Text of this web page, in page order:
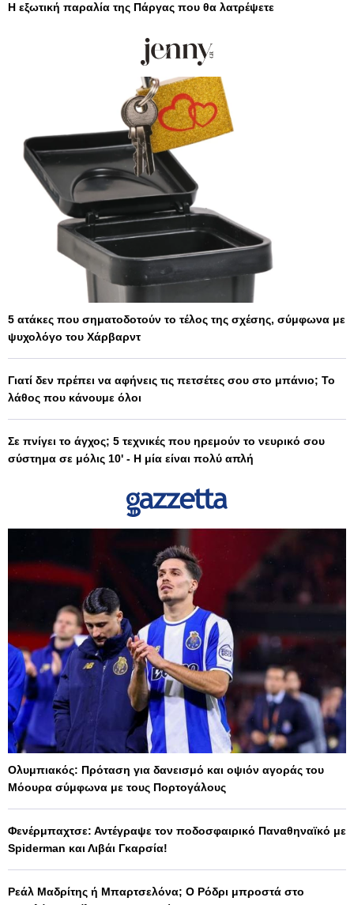
Η εξωτική παραλία της Πάργας που θα λατρέψετε
5 ατάκες που σηματοδοτούν το τέλος της σχέσης, σύμφωνα με
ψυχολόγο του Χάρβαρντ
Γιατί δεν πρέπει να αφήνεις τις πετσέτες σου στο μπάνιο; Το
λάθος που κάνουμε όλοι
Σε πνίγει το άγχος; 5 τεχνικές που ηρεμούν το νευρικό σου
σύστημα σε μόλις 10' - Η μία είναι πολύ απλή
Ολυμπιακός: Πρόταση για δανεισμό και οψιόν αγοράς του
Μόουρα σύμφωνα με τους Πορτογάλους
Φενέρμπαχτσε: Αντέγραψε τον ποδοσφαιρικό Παναθηναϊκό με
Spiderman και Λιβάι Γκαρσία!
Ρεάλ Μαδρίτης ή Μπαρτσελόνα; Ο Ρόδρι μπροστά στο